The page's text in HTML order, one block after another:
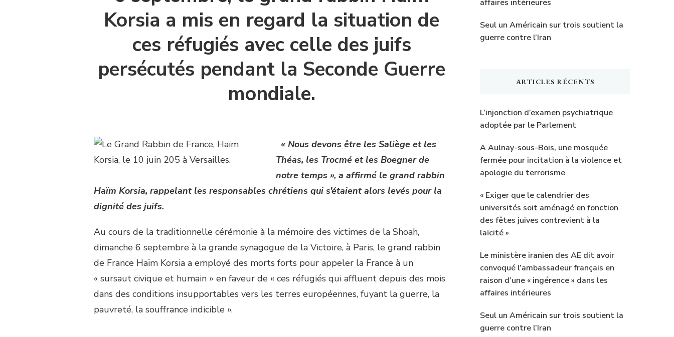
Korsia a mis en regard la situation de
ces réfugiés avec celle des juifs
persécutés pendant la Seconde Guerre
mondiale.
« Nous devons être les Saliège et les
Théas, les Trocmé et les Boegner de
notre temps », a affirmé le grand rabbin
Haïm Korsia, rappelant les responsables chrétiens qui s’étaient alors levés pour la
dignité des juifs.
Au cours de la traditionnelle cérémonie à la mémoire des victimes de la Shoah,
dimanche 6 septembre à la grande synagogue de la Victoire, à Paris, le grand rabbin
de France Haïm Korsia a employé des morts forts pour appeler la France à un
« sursaut civique et humain » en faveur de « ces réfugiés qui affluent depuis des mois
dans des conditions insupportables vers les terres européennes, fuyant la guerre, la
pauvreté, la souffrance indicible ».
affaires intérieures
Seul un Américain sur trois soutient la
guerre contre l’Iran
ARTICLES RÉCENTS
L’injonction d’examen psychiatrique
adoptée par le Parlement
A Aulnay-sous-Bois, une mosquée
fermée pour incitation à la violence et
apologie du terrorisme
« Exiger que le calendrier des
universités soit aménagé en fonction
des fêtes juives contrevient à la
laïcité »
Le ministère iranien des AE dit avoir
convoqué l’ambassadeur français en
raison d’une « ingérence » dans les
affaires intérieures
Seul un Américain sur trois soutient la
guerre contre l’Iran